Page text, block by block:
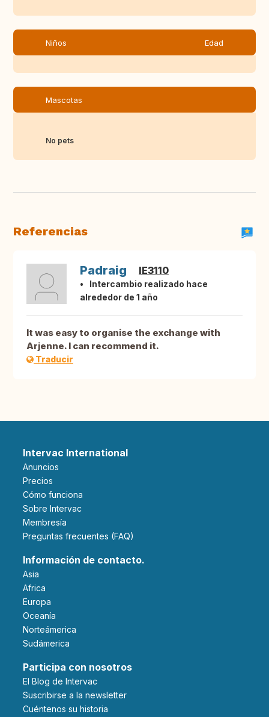
Niños Edad
Mascotas
No pets
Referencias
Padraig IE3110
Intercambio realizado hace
alrededor de 1 año
It was easy to organise the exchange with
Arjenne. I can recommend it.
Traducir
Intervac International
Anuncios
Precios
Cómo funciona
Sobre Intervac
Membresía
Preguntas frecuentes (FAQ)
Información de contacto.
Asia
Africa
Europa
Oceanía
Norteámerica
Sudámerica
Participa con nosotros
El Blog de Intervac
Suscribirse a la newsletter
Cuéntenos su historia